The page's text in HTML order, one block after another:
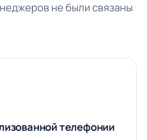
не были связаны
телефонии